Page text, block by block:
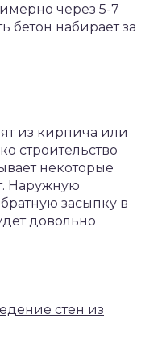
через 5-7
бетон набирает за
из кирпича или
строительство
некоторые
Наружную
засыпку в
довольно
стен из